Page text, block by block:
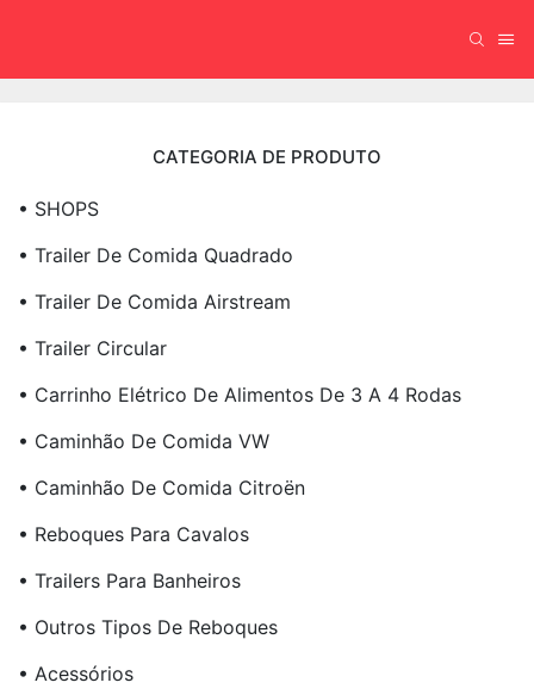
CATEGORIA DE PRODUTO
• SHOPS
• Trailer De Comida Quadrado
• Trailer De Comida Airstream
• Trailer Circular
• Carrinho Elétrico De Alimentos De 3 A 4 Rodas
• Caminhão De Comida VW
• Caminhão De Comida Citroën
• Reboques Para Cavalos
• Trailers Para Banheiros
• Outros Tipos De Reboques
• Acessórios